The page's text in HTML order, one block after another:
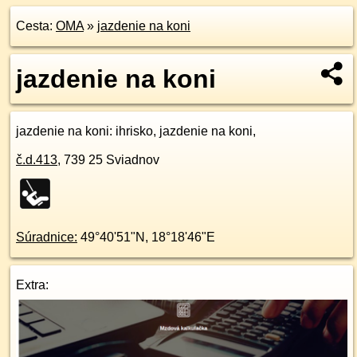
Cesta: OMA» jazdenie na koni
jazdenie na koni
jazdenie na koni: ihrisko, jazdenie na koni,
č.d.413, 739 25 Sviadnov
Súradnice: 49°40'51"N , 18°18'46"E
Extra: